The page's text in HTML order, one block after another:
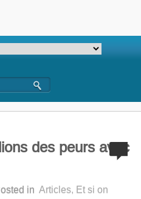
des peurs avec
in Articles, Et si on